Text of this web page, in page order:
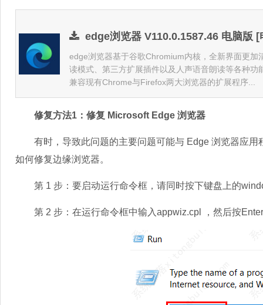
edge浏览器 V110.0.1587.46 电脑版 [
edge浏览器基于谷歌Chromium内核，全新界面更加
读模式、第三方扩展插件以及人声语音朗读等各种功
兼容现有Chrome与Firefox两大浏览器的扩展程序...
修复方法1：修复 Microsoft Edge 浏览器
有时，导致此问题的主要问题可能与 Edge 浏览器应用
如何修复边缘浏览器。
第 1 步：要启动运行命令框，请同时按下键盘上的
第 2 步：在运行命令框中输入appwiz.cpl ，然后按